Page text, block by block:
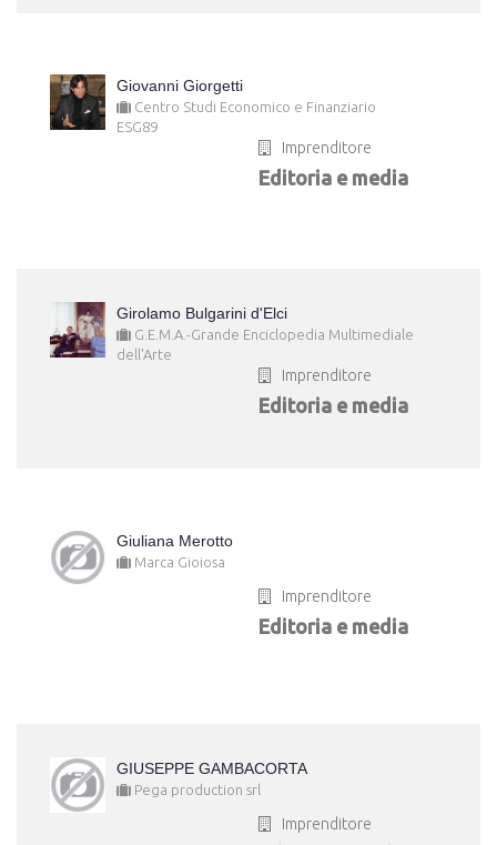
Giovanni Giorgetti
Centro Studi Economico e Finanziario
ESG89
Imprenditore
Editoria e media
Girolamo Bulgarini d'Elci
G.E.M.A.-Grande Enciclopedia Multimediale
dell'Arte
Imprenditore
Editoria e media
Giuliana Merotto
Marca Gioiosa
Imprenditore
Editoria e media
GIUSEPPE GAMBACORTA
Pega production srl
Imprenditore